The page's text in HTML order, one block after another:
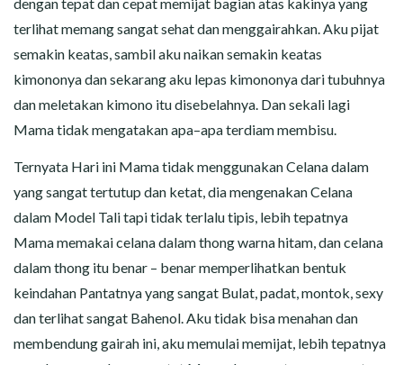
terlihat memang sangat sehat dan menggairahkan. Aku pijat
semakin keatas, sambil aku naikan semakin keatas
kimononya dan sekarang aku lepas kimononya dari tubuhnya
dan meletakan kimono itu disebelahnya. Dan sekali lagi
Mama tidak mengatakan apa–apa terdiam membisu.
Ternyata Hari ini Mama tidak menggunakan Celana dalam
yang sangat tertutup dan ketat, dia mengenakan Celana
dalam Model Tali tapi tidak terlalu tipis, lebih tepatnya
Mama memakai celana dalam thong warna hitam, dan celana
dalam thong itu benar – benar memperlihatkan bentuk
keindahan Pantatnya yang sangat Bulat, padat, montok, sexy
dan terlihat sangat Bahenol. Aku tidak bisa menahan dan
membendung gairah ini, aku memulai memijat, lebih tepatnya